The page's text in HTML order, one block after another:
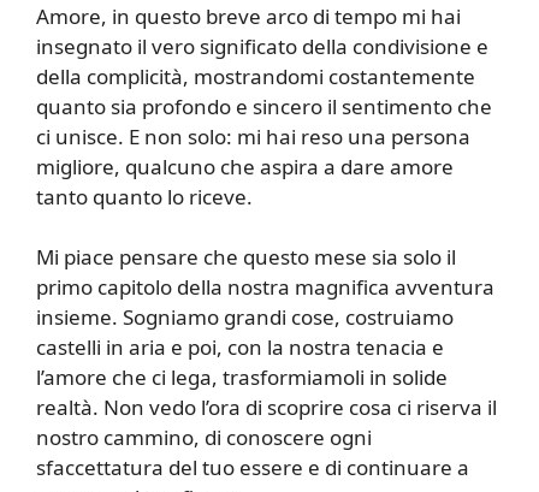
Amore, in questo breve arco di tempo mi hai
insegnato il vero significato della condivisione e
della complicità, mostrandomi costantemente
quanto sia profondo e sincero il sentimento che
ci unisce. E non solo: mi hai reso una persona
migliore, qualcuno che aspira a dare amore
tanto quanto lo riceve.
Mi piace pensare che questo mese sia solo il
primo capitolo della nostra magnifica avventura
insieme. Sogniamo grandi cose, costruiamo
castelli in aria e poi, con la nostra tenacia e
l’amore che ci lega, trasformiamoli in solide
realtà. Non vedo l’ora di scoprire cosa ci riserva il
nostro cammino, di conoscere ogni
sfaccettatura del tuo essere e di continuare a